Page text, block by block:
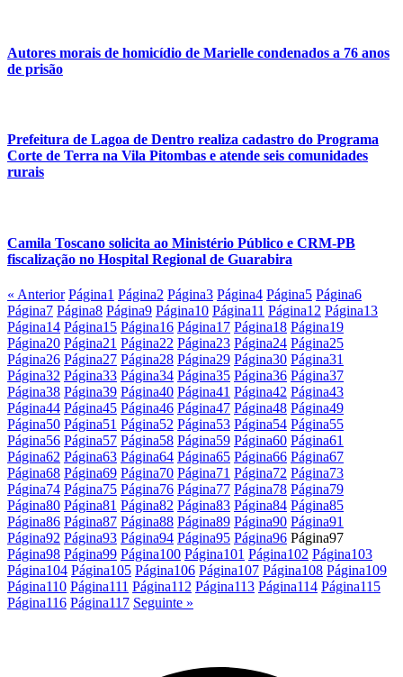
Autores morais de homicídio de Marielle condenados a 76 anos
de prisão
Prefeitura de Lagoa de Dentro realiza cadastro do Programa
Corte de Terra na Vila Pitombas e atende seis comunidades
rurais
Camila Toscano solicita ao Ministério Público e CRM-PB
fiscalização no Hospital Regional de Guarabira
« Anterior Página1 Página2 Página3 Página4 Página5 Página6
Página7 Página8 Página9 Página10 Página11 Página12 Página13
Página14 Página15 Página16 Página17 Página18 Página19
Página20 Página21 Página22 Página23 Página24 Página25
Página26 Página27 Página28 Página29 Página30 Página31
Página32 Página33 Página34 Página35 Página36 Página37
Página38 Página39 Página40 Página41 Página42 Página43
Página44 Página45 Página46 Página47 Página48 Página49
Página50 Página51 Página52 Página53 Página54 Página55
Página56 Página57 Página58 Página59 Página60 Página61
Página62 Página63 Página64 Página65 Página66 Página67
Página68 Página69 Página70 Página71 Página72 Página73
Página74 Página75 Página76 Página77 Página78 Página79
Página80 Página81 Página82 Página83 Página84 Página85
Página86 Página87 Página88 Página89 Página90 Página91
Página92 Página93 Página94 Página95 Página96 Página97
Página98 Página99 Página100 Página101 Página102 Página103
Página104 Página105 Página106 Página107 Página108 Página109
Página110 Página111 Página112 Página113 Página114 Página115
Página116 Página117 Seguinte »